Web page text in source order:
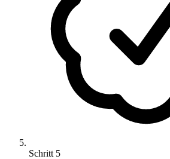
Schritt 5